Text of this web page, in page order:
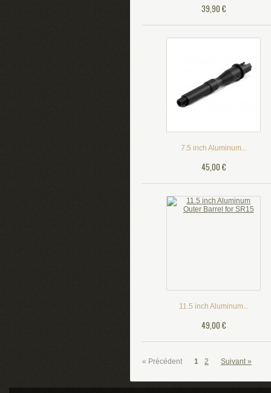
39,90 €
7.5 inch Aluminum...
45,00 €
11.5 inch Aluminum...
49,00 €
« Précédent 1 2 Suivant »